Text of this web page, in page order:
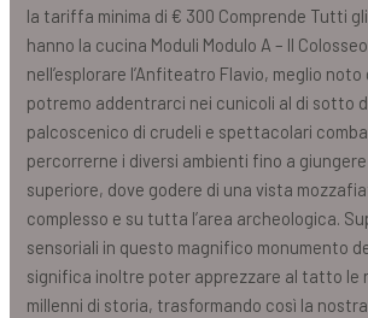
la tariffa minima di € 300 Comprende Tutti
hanno la cucina Moduli Modulo A – Il
nell’esplorare l’Anfiteatro Flavio, meglio noto
potremo addentrarci nei cunicoli al di sotto
palcoscenico di crudeli e spettacolari
percorrerne i diversi ambienti fino a giungere
superiore, dove godere di una vista
complesso e su tutta l’area archeologica.
sensoriali in questo magnifico monumento
significa inoltre poter apprezzare al tatto le
millenni di storia, trasformando così la